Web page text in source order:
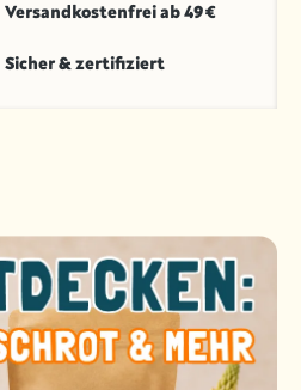
Versandkosten­frei ab 49 €
Sicher & zertifiziert